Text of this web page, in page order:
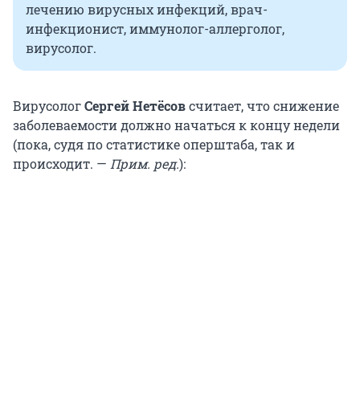
лечению вирусных инфекций, врач-
инфекционист, иммунолог-аллерголог,
вирусолог.
ВирусологСергей Нетёсовсчитает, что снижение
заболеваемости должно начаться к концу недели
(пока, судя по статистике оперштаба, так и
происходит. — Прим. ред.):